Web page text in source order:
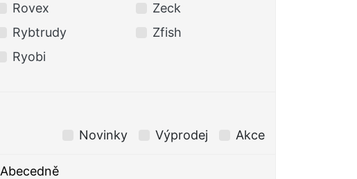
Rovex
Rybtrudy
Ryobi
Zeck
Zfish
Novinky
Výprodej Akce
Abecedně